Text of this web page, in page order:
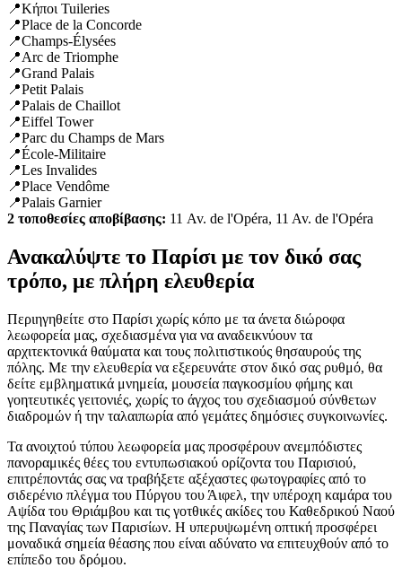
📍Κήποι Tuileries
📍Place de la Concorde
📍Champs-Élysées
📍Arc de Triomphe
📍Grand Palais
📍Petit Palais
📍Palais de Chaillot
📍Eiffel Tower
📍Parc du Champs de Mars
📍École-Militaire
📍Les Invalides
📍Place Vendôme
📍Palais Garnier
2 τοποθεσίες αποβίβασης: 11 Av. de l'Opéra, 11 Av. de l'Opéra
Ανακαλύψτε το Παρίσι με τον δικό σας
τρόπο, με πλήρη ελευθερία
Περιηγηθείτε στο Παρίσι χωρίς κόπο με τα άνετα διώροφα
λεωφορεία μας, σχεδιασμένα για να αναδεικνύουν τα
αρχιτεκτονικά θαύματα και τους πολιτιστικούς θησαυρούς της
πόλης. Με την ελευθερία να εξερευνάτε στον δικό σας ρυθμό, θα
δείτε εμβληματικά μνημεία, μουσεία παγκοσμίου φήμης και
γοητευτικές γειτονιές, χωρίς το άγχος του σχεδιασμού σύνθετων
διαδρομών ή την ταλαιπωρία από γεμάτες δημόσιες συγκοινωνίες.
Τα ανοιχτού τύπου λεωφορεία μας προσφέρουν ανεμπόδιστες
πανοραμικές θέες του εντυπωσιακού ορίζοντα του Παρισιού,
επιτρέποντάς σας να τραβήξετε αξέχαστες φωτογραφίες από το
σιδερένιο πλέγμα του Πύργου του Άιφελ, την υπέροχη καμάρα του
Αψίδα του Θριάμβου και τις γοτθικές ακίδες του Καθεδρικού Ναού
της Παναγίας των Παρισίων. Η υπερυψωμένη οπτική προσφέρει
μοναδικά σημεία θέασης που είναι αδύνατο να επιτευχθούν από το
επίπεδο του δρόμου.